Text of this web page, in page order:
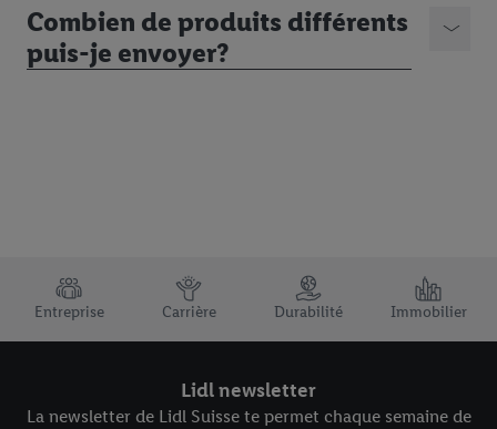
Combien de produits différents
puis-je envoyer?
TRUSTBAR
Entreprise Carrière Durabilité Immobilier
Lidl newsletter
La newsletter de Lidl Suisse te permet chaque semaine de